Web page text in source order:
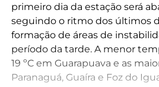
primeiro dia da estação será
seguindo o ritmo dos últimos
formação de áreas de
período da tarde. A menor
19 ºC em Guarapuava e as
Paranaguá, Guaíra e Foz do